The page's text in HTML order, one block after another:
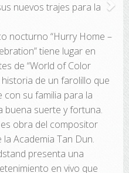
nuevos trajes para la
nocturno “Hurry Home –
tiene lugar en
de “World of Color
historia de un farolillo que
su familia para la
buena suerte y fortuna.
obra del compositor
Academia Tan Dun.
presenta una
en vivo que